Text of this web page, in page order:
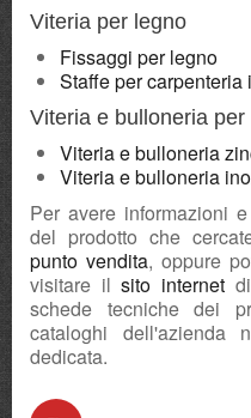
Viteria per legno
Fissaggi per legno
Staffe per carpenteria
Viteria e bulloneria per
Viteria e bulloneria
Viteria e bulloneria
Per avere informazioni
del prodotto che
punto vendita, oppure
visitare ilsito internetdi
schede tecniche dei
cataloghi dell'azienda
dedicata.